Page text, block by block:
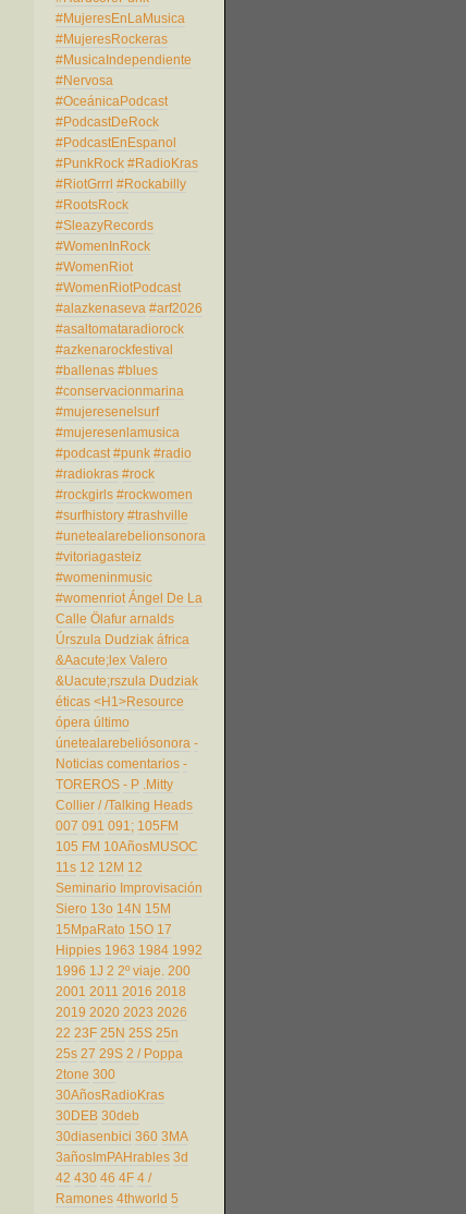
#MujeresEnLaMusica
#MujeresRockeras
#MusicaIndependiente
#Nervosa
#OceánicaPodcast
#PodcastDeRock
#PodcastEnEspanol
#PunkRock #RadioKras
#RiotGrrrl #Rockabilly
#RootsRock
#SleazyRecords
#WomenInRock
#WomenRiot
#WomenRiotPodcast
#alazkenaseva #arf2026
#asaltomataradiorock
#azkenarockfestival
#ballenas #blues
#conservacionmarina
#mujeresenelsurf
#mujeresenlamusica
#podcast #punk #radio
#radiokras #rock
#rockgirls #rockwomen
#surfhistory #trashville
#unetealarebelionsonora
#vitoriagasteiz
#womeninmusic
#womenriot Ángel De La
Calle Ölafur arnalds
Úrszula Dudziak áfrica
&Aacute;lex Valero
&Uacute;rszula Dudziak
éticas <H1>Resource
ópera último
únetealarebeliósonora -
Noticias comentarios -
TOREROS - P .Mitty
Collier / /Talking Heads
007 091 091; 105FM
105 FM 10AñosMUSOC
11s 12 12M 12
Seminario Improvisación
Siero 13o 14N 15M
15MpaRato 15O 17
Hippies 1963 1984 1992
1996 1J 2 2º viaje. 200
2001 2011 2016 2018
2019 2020 2023 2026
22 23F 25N 25S 25n
25s 27 29S 2 / Poppa
2tone 300
30AñosRadioKras
30DEB 30deb
30diasenbici 360 3MA
3añosImPAHrables 3d
42 430 46 4F 4 /
Ramones 4thworld 5